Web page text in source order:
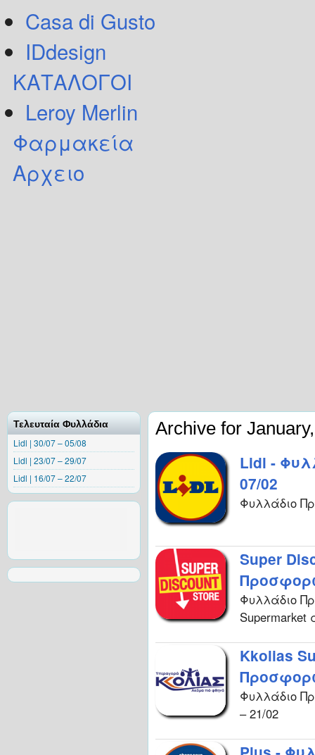
Casa di Gusto
IDdesign
ΚΑΤΑΛΟΓΟΙ
Leroy Merlin
Φαρμακεία
Αρχειο
Τελευταία Φυλλάδια
Lidl | 30/07 – 05/08
Lidl | 23/07 – 29/07
Lidl | 16/07 – 22/07
Archive for
Lidl -
07/02
Φυλλάδιο
Super
Φυλλάδιο
Supermarket
Kkolias
Φυλλάδιο
– 21/02